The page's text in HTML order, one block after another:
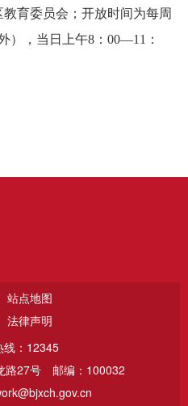
育委员会；开放时间为每周
），当日上午8：00―11：
站点地图
法律声明
线：12345
路27号
邮编：100032